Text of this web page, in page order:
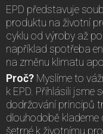
EPD představuje
produktu na životní
cyklu od výroby až
například spotřeba
na změnu klimatu
Proč? Myslíme to
k EPD. Přihlásili jsme
dodržování principů
dlouhodobě klademe
šetrné k životnímu